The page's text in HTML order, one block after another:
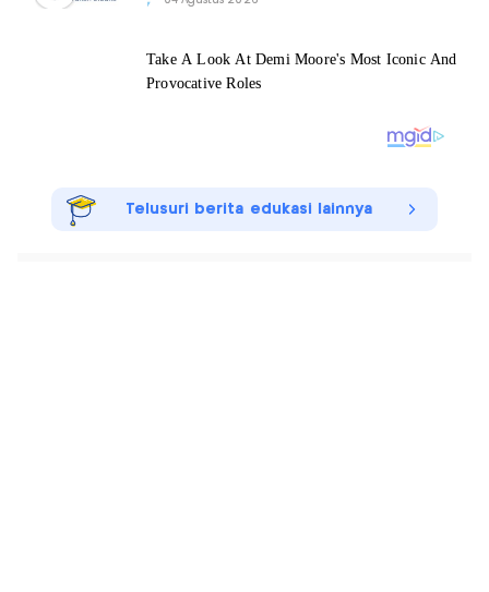
Telusuri berita edukasi lainnya